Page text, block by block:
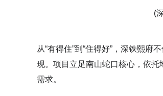
(
从“有得住”到“住得好”，深铁熙
现。项目立足南山蛇口核心，依
需求。